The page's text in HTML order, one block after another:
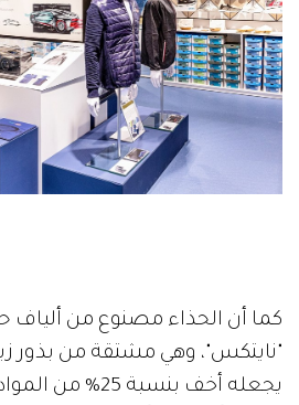
كما أن الحذاء مصنوع من ألياف
"نايتكس"، وهي مشتقة من بذور
يجعله أخف بنسبة